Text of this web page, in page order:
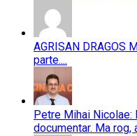
AGRISAN DRAGOS
parte....
Petre Mihai Nicolae:
documentar. Ma rog,